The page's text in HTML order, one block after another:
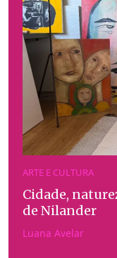
ARTE E CULTURA
Cidade,
de Nilander
Luana Avelar